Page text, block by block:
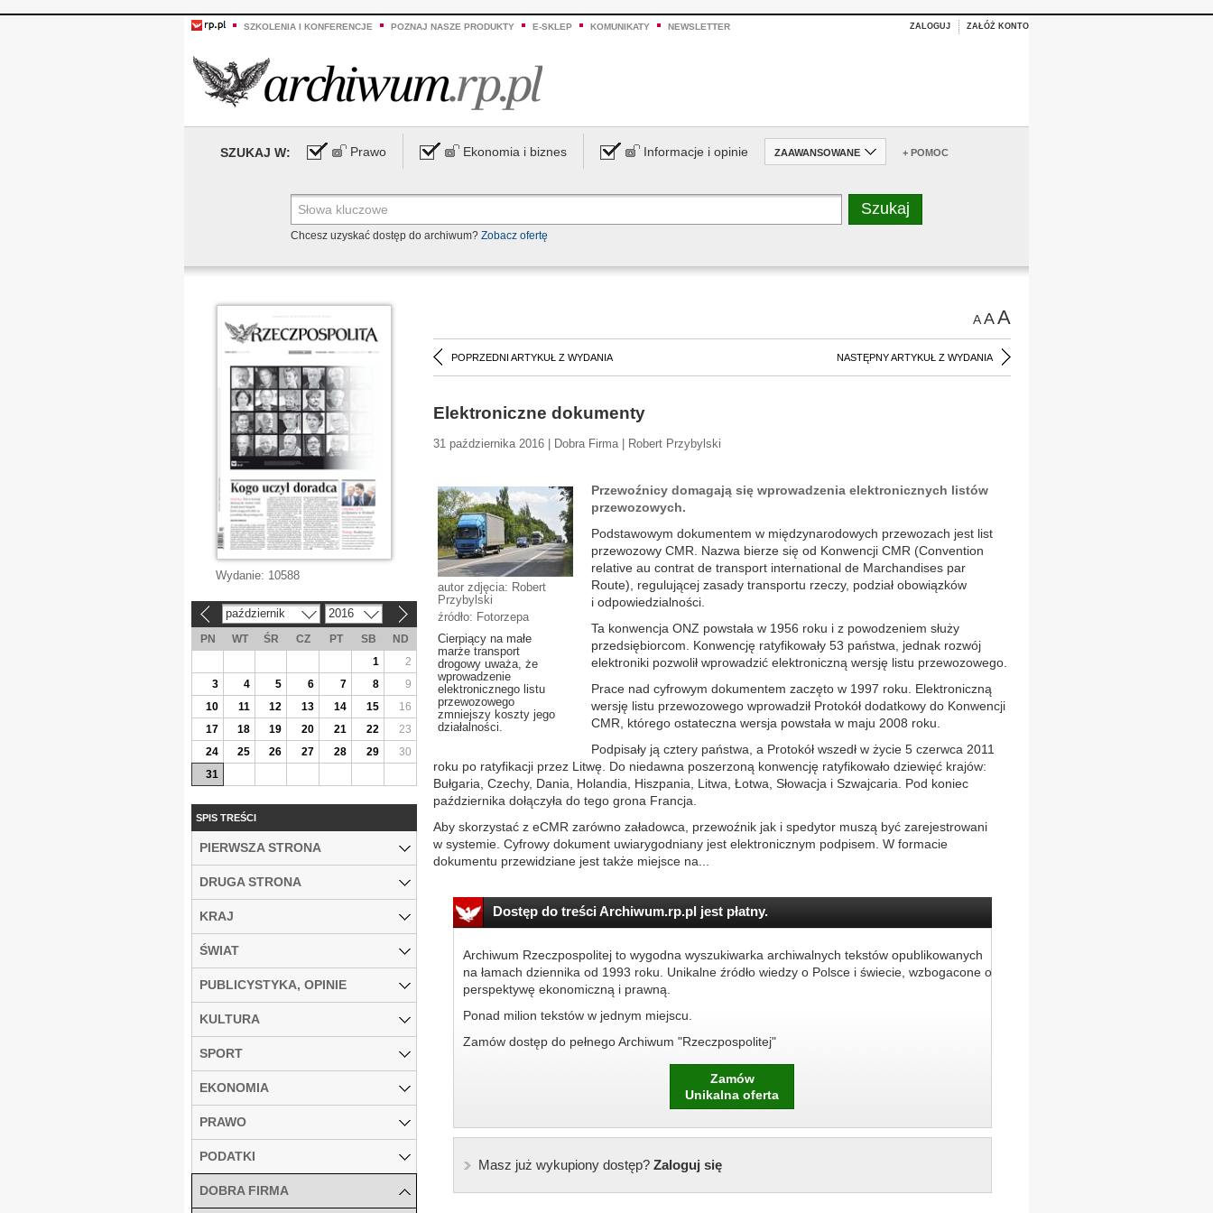
SZKOLENIA I KONFERENCJE POZNAJ NASZE PRODUKTY E-SKLEP KOMUNIKATY NEWSLETTER ZALOGUJ ZAŁÓŻ KONTO
SZUKAJ W: Prawo Ekonomia i biznes Informacje i opinie ZAAWANSOWANE + POMOC
Chcesz uzyskać dostęp do archiwum? Zobacz ofertę
AAA
POPRZEDNI ARTYKUŁ Z WYDANIA NASTĘPNY ARTYKUŁ Z WYDANIA
Elektroniczne dokumenty
31 października 2016 | Dobra Firma | Robert Przybylski
autor zdjęcia: Robert
Przybylski
źródło: Fotorzepa
Cierpiący na małe
marże transport
drogowy uważa, że
wprowadzenie
elektronicznego listu
przewozowego
zmniejszy koszty jego
działalności.
Przewoźnicy domagają się wprowadzenia elektronicznych listów
przewozowych.
Podstawowym dokumentem w międzynarodowych przewozach jest list
przewozowy CMR. Nazwa bierze się od Konwencji CMR (Convention
relative au contrat de transport international de Marchandises par
Route), regulującej zasady transportu rzeczy, podział obowiązków
i odpowiedzialności.
Ta konwencja ONZ powstała w 1956 roku i z powodzeniem służy
przedsiębiorcom. Konwencję ratyfikowały 53 państwa, jednak rozwój
elektroniki pozwolił wprowadzić elektroniczną wersję listu przewozowego.
Prace nad cyfrowym dokumentem zaczęto w 1997 roku. Elektroniczną
wersję listu przewozowego wprowadził Protokół dodatkowy do Konwencji
CMR, którego ostateczna wersja powstała w maju 2008 roku.
Podpisały ją cztery państwa, a Protokół wszedł w życie 5 czerwca 2011
roku po ratyfikacji przez Litwę. Do niedawna poszerzoną konwencję ratyfikowało dziewięć krajów:
Bułgaria, Czechy, Dania, Holandia, Hiszpania, Litwa, Łotwa, Słowacja i Szwajcaria. Pod koniec
października dołączyła do tego grona Francja.
Aby skorzystać z eCMR zarówno załadowca, przewoźnik jak i spedytor muszą być zarejestrowani
w systemie. Cyfrowy dokument uwiarygodniany jest elektronicznym podpisem. W formacie
dokumentu przewidziane jest także miejsce na...
Dostęp do treści Archiwum.rp.pl jest płatny.
Archiwum Rzeczpospolitej to wygodna wyszukiwarka archiwalnych tekstów opublikowanych
na łamach dziennika od 1993 roku. Unikalne źródło wiedzy o Polsce i świecie, wzbogacone o
perspektywę ekonomiczną i prawną.
Ponad milion tekstów w jednym miejscu.
Zamów dostęp do pełnego Archiwum "Rzeczpospolitej"
Zamów
Unikalna oferta
Masz już wykupiony dostęp?Zaloguj się
Wydanie: 10588
październik 2016
PN WT ŚR CZ PT SB
ND
1
2
3
4 5 6 7 8
9
10
11 12 13 14 15
16
17
18 19 20 21 22
23
24
25 26 27 28 29
30
31
SPIS TREŚCI
PIERWSZA STRONA
DRUGA STRONA
KRAJ
ŚWIAT
PUBLICYSTYKA, OPINIE
KULTURA
SPORT
EKONOMIA
PRAWO
PODATKI
DOBRA FIRMA